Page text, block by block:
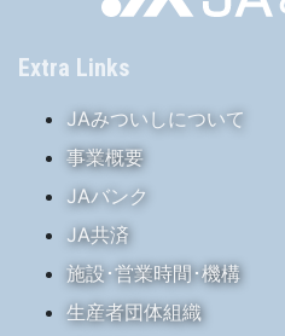
Extra Links
JAみついしについて
事業概要
JAバンク
JA共済
施設･営業時間･機構
生産者団体組織